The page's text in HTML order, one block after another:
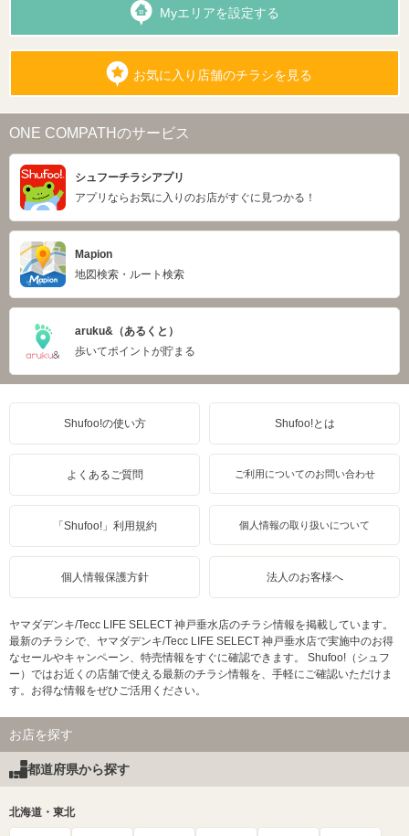
Myエリアを設定する
お気に入り店舗のチラシを見る
ONE COMPATHのサービス
シュフーチラシアプリ
アプリならお気に入りのお店がすぐに見つかる！
Mapion
地図検索・ルート検索
aruku&（あるくと）
歩いてポイントが貯まる
Shufoo!の使い方 Shufoo!とは
よくあるご質問 ご利用についてのお問い合わせ
「Shufoo!」利用規約 個人情報の取り扱いについて
個人情報保護方針 法人のお客様へ
ヤマダデンキ/Tecc LIFE SELECT 神戸垂水店のチラシ情報を掲載しています。
最新のチラシで、ヤマダデンキ/Tecc LIFE SELECT 神戸垂水店で実施中のお得
なセールやキャンペーン、特売情報をすぐに確認できます。 Shufoo!（シュフ
ー）ではお近くの店舗で使える最新のチラシ情報を、手軽にご確認いただけま
す。お得な情報をぜひご活用ください。
お店を探す
都道府県から探す
北海道・東北